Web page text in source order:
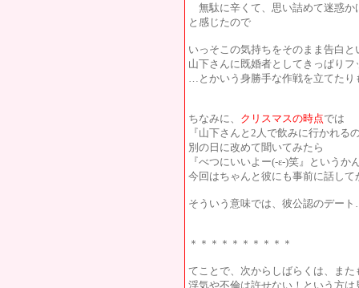
無駄に辛くて、思い詰めて迷惑か
と感じたので
いっそこの気持ちをそのまま告白と
山下さんに既婚者としてきっぱりフ
…とかいう身勝手な作戦を立てたり
ちなみに、 クリスマスの時点では
『山下さんと2人で飲みに行かれる
別の日に改めて聞いてみたら
『べつにいいよー(-ε-)笑』というか
今回はちゃんと彼にも事前に話し
そういう意味では、彼公認のデー
＊＊＊＊＊＊＊＊＊＊
てことで、次からしばらくは、ま
浮気や不倫は許せない！という方